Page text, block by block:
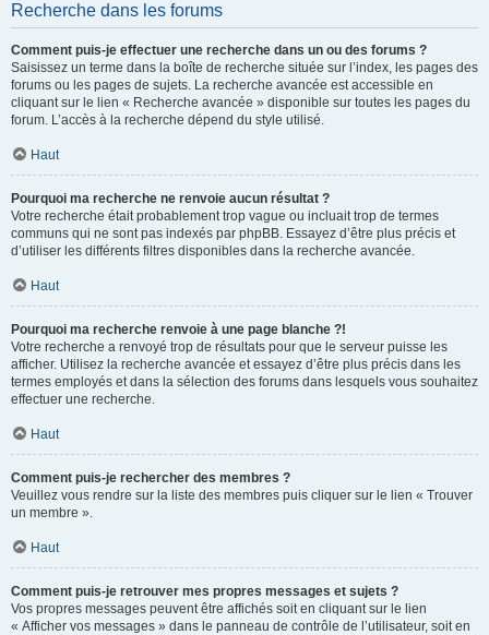
Recherche dans les forums
Comment puis-je effectuer une recherche dans un ou des forums ?
Saisissez un terme dans la boîte de recherche située sur l’index, les pages des
forums ou les pages de sujets. La recherche avancée est accessible en
cliquant sur le lien « Recherche avancée » disponible sur toutes les pages du
forum. L’accès à la recherche dépend du style utilisé.
Haut
Pourquoi ma recherche ne renvoie aucun résultat ?
Votre recherche était probablement trop vague ou incluait trop de termes
communs qui ne sont pas indexés par phpBB. Essayez d’être plus précis et
d’utiliser les différents filtres disponibles dans la recherche avancée.
Haut
Pourquoi ma recherche renvoie à une page blanche ?!
Votre recherche a renvoyé trop de résultats pour que le serveur puisse les
afficher. Utilisez la recherche avancée et essayez d’être plus précis dans les
termes employés et dans la sélection des forums dans lesquels vous souhaitez
effectuer une recherche.
Haut
Comment puis-je rechercher des membres ?
Veuillez vous rendre sur la liste des membres puis cliquer sur le lien « Trouver
un membre ».
Haut
Comment puis-je retrouver mes propres messages et sujets ?
Vos propres messages peuvent être affichés soit en cliquant sur le lien
« Afficher vos messages » dans le panneau de contrôle de l’utilisateur, soit en